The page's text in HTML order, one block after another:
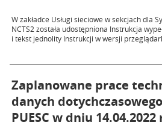
W zakładce Usługi sieciowe w sekcjach dla
NCTS2 została udostępniona Instrukcja
i tekst jednolity Instrukcji w wersji
Zaplanowane prace
danych
PUESC w dniu 14.04.2022